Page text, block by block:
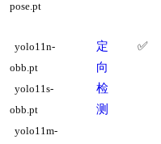
pose.pt
yolo11n-
obb.pt
yolo11s-
obb.pt
yolo11m-
定
向
检
测
✅